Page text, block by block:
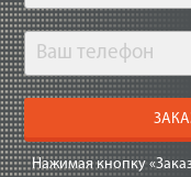
Нажимая кнопку